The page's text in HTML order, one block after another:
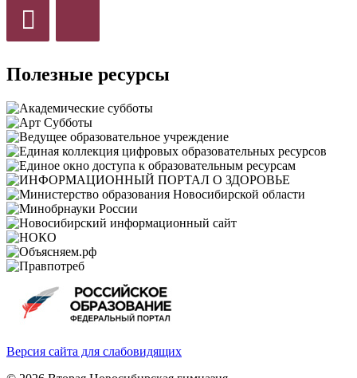
Полезные ресурсы
Версия сайта для слабовидящих